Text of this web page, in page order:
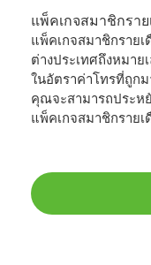
แพ็คเกจสมาชิกรา
แพ็คเกจสมาชิกราย
ต่างประเทศถึงหมา
ในอัตราค่าโทรที่ถูก
คุณจะสามารถประห
แพ็คเกจสมาชิกราย